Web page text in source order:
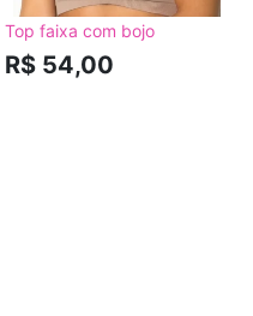
Top faixa com bojo
R$ 54,00